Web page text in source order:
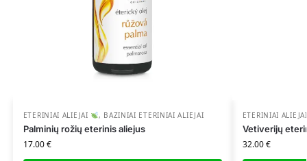
ETERINIAI ALIEJAI , BAZINIAI ETERINIAI ALIEJAI
Palminių rožių eterinis aliejus
17.00€
ETERINIAI
Vetiverijų
32.00€